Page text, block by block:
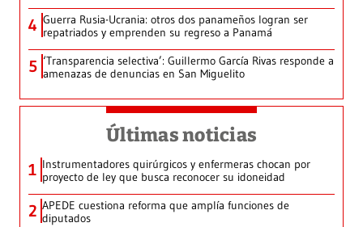
4 Guerra Rusia-Ucrania: otros dos panameños logran ser
repatriados y emprenden su regreso a Panamá
5 ‘Transparencia selectiva’: Guillermo García Rivas responde a
amenazas de denuncias en San Miguelito
Últimas noticias
1 Instrumentadores quirúrgicos y enfermeras chocan por
proyecto de ley que busca reconocer su idoneidad
2 APEDE cuestiona reforma que amplía funciones de
diputados